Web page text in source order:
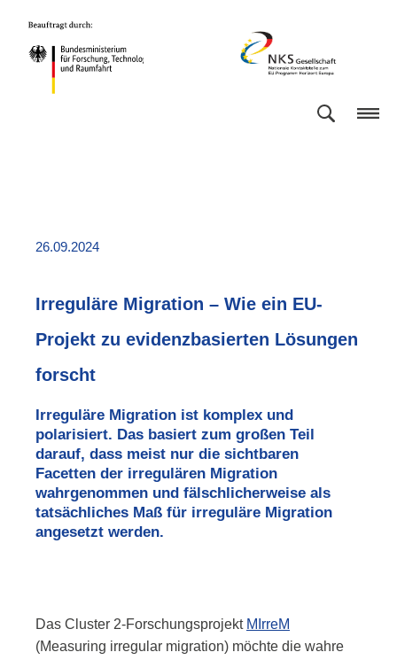
Inhalt
(Eingabetaste)
Hauptmenu
(Eingabetaste)
Suche
(Eingabetaste)
Fußleiste
Bundesministerium
Forschung,
Gesellschaft
26.09.2024
Irreguläre Migration – Wie ein EU-
Projekt zu evidenzbasierten Lösungen
forscht
Irreguläre Migration ist komplex und
polarisiert. Das basiert zum großen Teil
darauf, dass meist nur die sichtbaren
Facetten der irregulären Migration
wahrgenommen und fälschlicherweise als
tatsächliches Maß für irreguläre Migration
angesetzt werden.
Das Cluster 2-Forschungsprojekt MIrreM
(Measuring irregular migration) möchte die wahre